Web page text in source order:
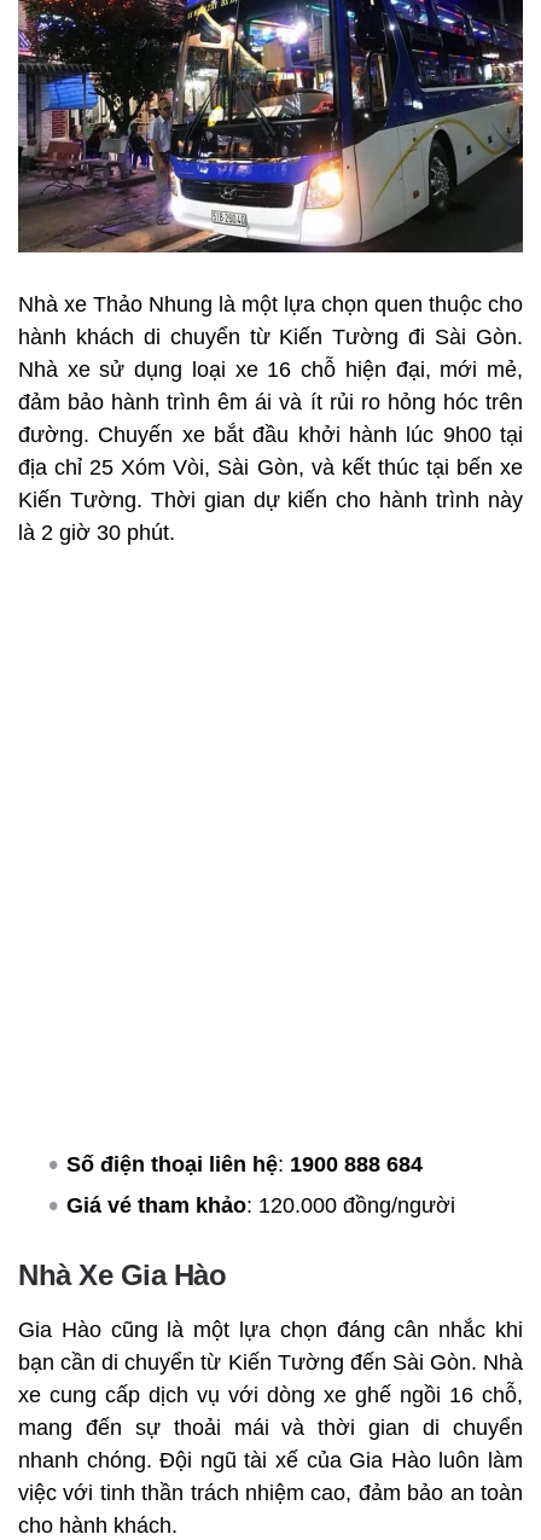
Nhà xe Thảo Nhung là một lựa chọn quen thuộc cho
hành khách di chuyển từ Kiến Tường đi Sài Gòn.
Nhà xe sử dụng loại xe 16 chỗ hiện đại, mới mẻ,
đảm bảo hành trình êm ái và ít rủi ro hỏng hóc trên
đường. Chuyến xe bắt đầu khởi hành lúc 9h00 tại
địa chỉ 25 Xóm Vòi, Sài Gòn, và kết thúc tại bến xe
Kiến Tường. Thời gian dự kiến cho hành trình này
là 2 giờ 30 phút.
Số điện thoại liên hệ: 1900 888 684
Giá vé tham khảo: 120.000 đồng/người
Nhà Xe Gia Hào
Gia Hào cũng là một lựa chọn đáng cân nhắc khi
bạn cần di chuyển từ Kiến Tường đến Sài Gòn. Nhà
xe cung cấp dịch vụ với dòng xe ghế ngồi 16 chỗ,
mang đến sự thoải mái và thời gian di chuyển
nhanh chóng. Đội ngũ tài xế của Gia Hào luôn làm
việc với tinh thần trách nhiệm cao, đảm bảo an toàn
cho hành khách.